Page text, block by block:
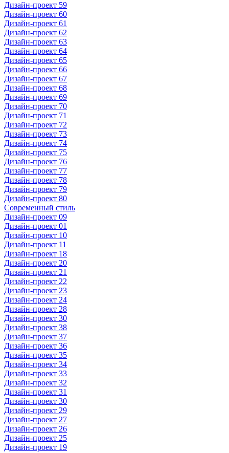
Дизайн-проект 59
Дизайн-проект 60
Дизайн-проект 61
Дизайн-проект 62
Дизайн-проект 63
Дизайн-проект 64
Дизайн-проект 65
Дизайн-проект 66
Дизайн-проект 67
Дизайн-проект 68
Дизайн-проект 69
Дизайн-проект 70
Дизайн-проект 71
Дизайн-проект 72
Дизайн-проект 73
Дизайн-проект 74
Дизайн-проект 75
Дизайн-проект 76
Дизайн-проект 77
Дизайн-проект 78
Дизайн-проект 79
Дизайн-проект 80
Современный стиль
Дизайн-проект 09
Дизайн-проект 01
Дизайн-проект 10
Дизайн-проект 11
Дизайн-проект 18
Дизайн-проект 20
Дизайн-проект 21
Дизайн-проект 22
Дизайн-проект 23
Дизайн-проект 24
Дизайн-проект 28
Дизайн-проект 30
Дизайн-проект 38
Дизайн-проект 37
Дизайн-проект 36
Дизайн-проект 35
Дизайн-проект 34
Дизайн-проект 33
Дизайн-проект 32
Дизайн-проект 31
Дизайн-проект 30
Дизайн-проект 29
Дизайн-проект 27
Дизайн-проект 26
Дизайн-проект 25
Дизайн-проект 19